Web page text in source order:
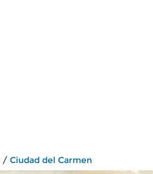
/ Ciudad del Carmen